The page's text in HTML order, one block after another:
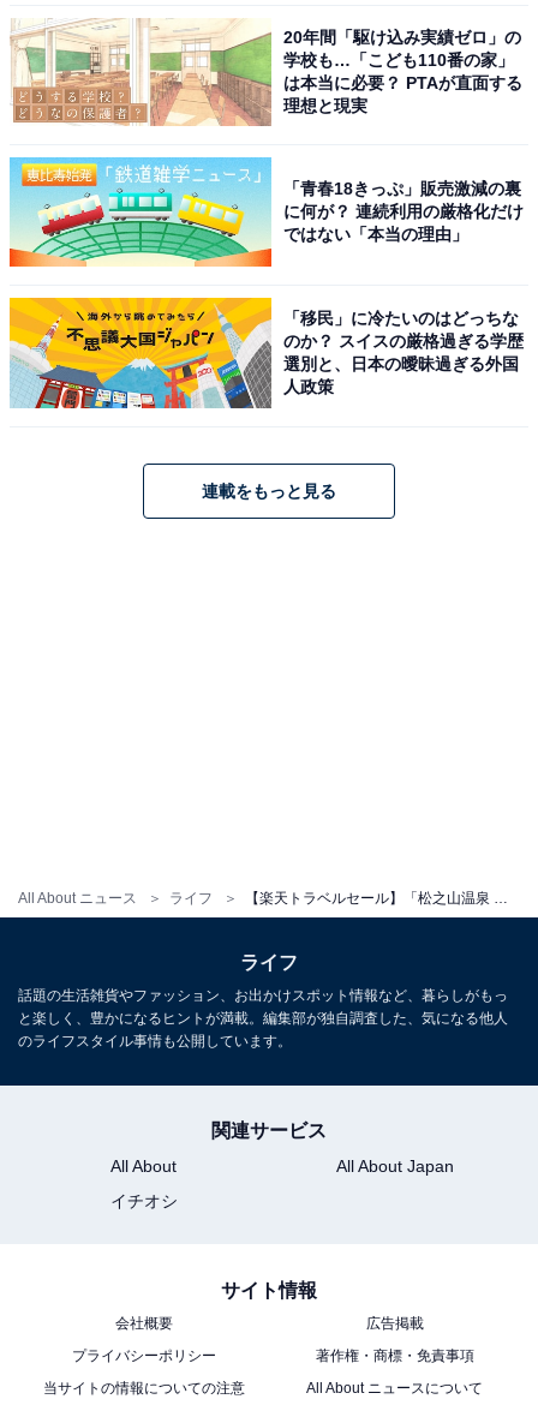
All About ニュース ライフ
この記事の執筆者： All About ニュース お買
いもの部
Amazonのセール商品から売れ筋ランキングまで、毎日のお買いも
のがもっと楽しく、もっとお得になる情報をお届け。編集部員によ
る独自レビューなど、ここでしか手に入らない情報も満載です。
...続きを読む
こちらもおすすめ
【楽天トラベル売れ筋1位】「グランヴィリオホ
テル宇奈月温泉 －ルートインホテルズ－」は観
光拠点に便利な温泉宿【1月27日】
20年間「駆け込み実績ゼロ」の
学校も…「こども110番の家」
は本当に必要？ PTAが直面する
理想と現実
「青春18きっぷ」販売激減の裏
に何が？ 連続利用の厳格化だけ
ではない「本当の理由」
「移民」に冷たいのはどっちな
のか？ スイスの厳格過ぎる学歴
選別と、日本の曖昧過ぎる外国
人政策
連載をもっと見る
ライフ
話題の生活雑貨やファッション、お出かけスポット情報など、暮らしがもっ
と楽しく、豊かになるヒントが満載。編集部が独自調査した、気になる他人
のライフスタイル事情も公開しています。
関連サービス
All About
All About Japan
イチオシ
サイト情報
会社概要
広告掲載
プライバシーポリシー
著作権・商標・免責事項
当サイトの情報についての注意
All About ニュースについて